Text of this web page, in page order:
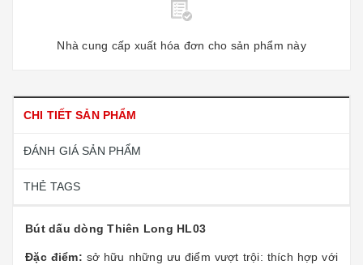
Nhà cung cấp xuất hóa đơn cho sản phẩm này
CHI TIẾT SẢN PHẨM
ĐÁNH GIÁ SẢN PHẨM
THẺ TAGS
Bút dấu dòng Thiên Long HL03
Đặc điểm: sở hữu những ưu điểm vượt trội: thích hợp với